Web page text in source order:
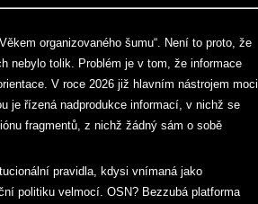
organizovaného šumu“. Není to proto, že
nebylo tolik. Problém je v tom, že informace
V roce 2026 již hlavním nástrojem moci
je řízená nadprodukce informací, v nichž se
fragmentů, z nichž žádný sám o sobě
pravidla, kdysi vnímaná jako
politiku velmocí. OSN? Bezzubá platforma